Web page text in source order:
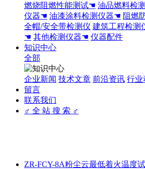
燃烧阻燃性能测试☚ 油品燃料检
仪器☚ 油漆涂料检测仪器☚ 阻燃
全帽/安全带检测仪 建筑工程检测
☚ 其他检测仪器☚ 仪器配件
知识中心
全部
企业新闻 技术文章 前沿资讯 行业
留言
联系我们
♂ 全 站 搜 索 ♂
ZR-FCY-8A粉尘云最低着火温度